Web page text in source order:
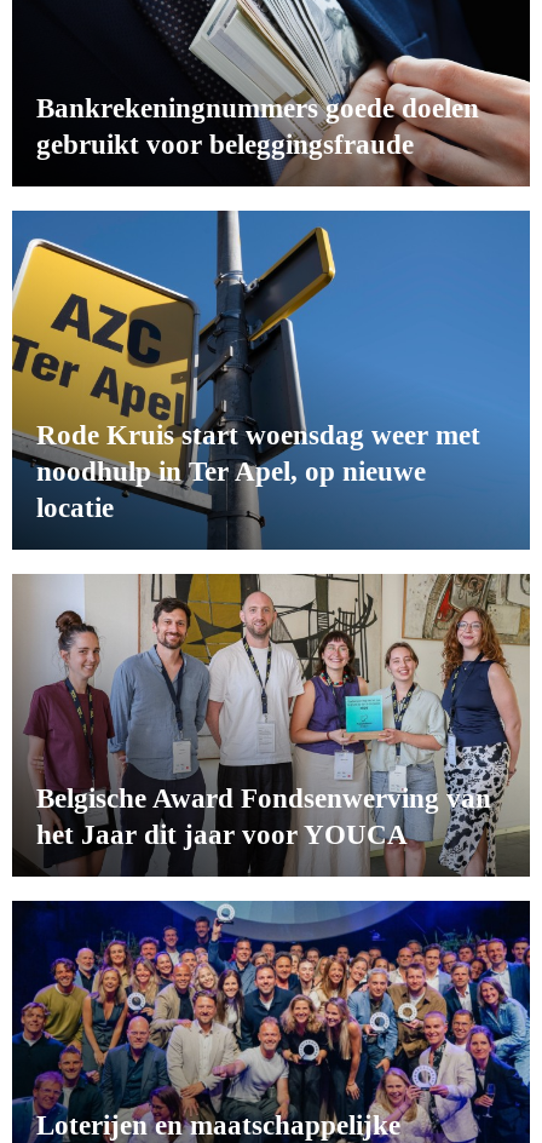
Bankrekeningnummers goede doelen
gebruikt voor beleggingsfraude
Rode Kruis start woensdag weer met
noodhulp in Ter Apel, op nieuwe
locatie
Belgische Award Fondsenwerving van
het Jaar dit jaar voor YOUCA
Loterijen en maatschappelijke